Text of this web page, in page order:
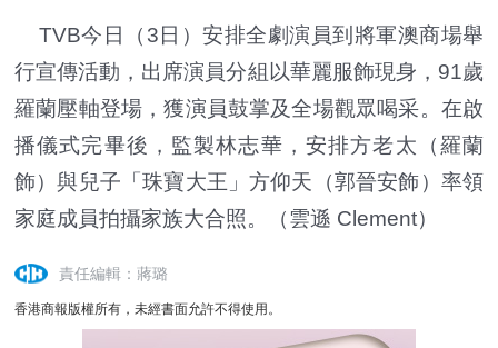
TVB今日（3日）安排全劇演員到將軍澳商場舉
行宣傳活動，出席演員分組以華麗服飾現身，91歲
羅蘭壓軸登場，獲演員鼓掌及全場觀眾喝采。在啟
播儀式完畢後，監製林志華，安排方老太（羅蘭
飾）與兒子「珠寶大王」方仰天（郭晉安飾）率領
家庭成員拍攝家族大合照。（雲遜 Clement）
責任編輯：蔣璐
香港商報版權所有，未經書面允許不得使用。